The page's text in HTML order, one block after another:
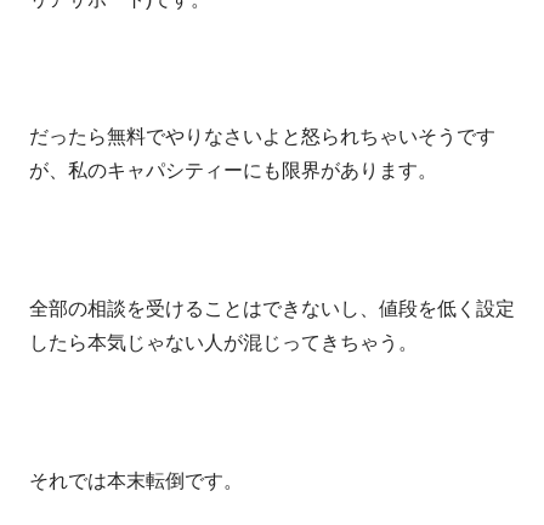
だったら無料でやりなさいよと怒られちゃいそうです
が、私のキャパシティーにも限界があります。
全部の相談を受けることはできないし、値段を低く設定
したら本気じゃない人が混じってきちゃう。
それでは本末転倒です。